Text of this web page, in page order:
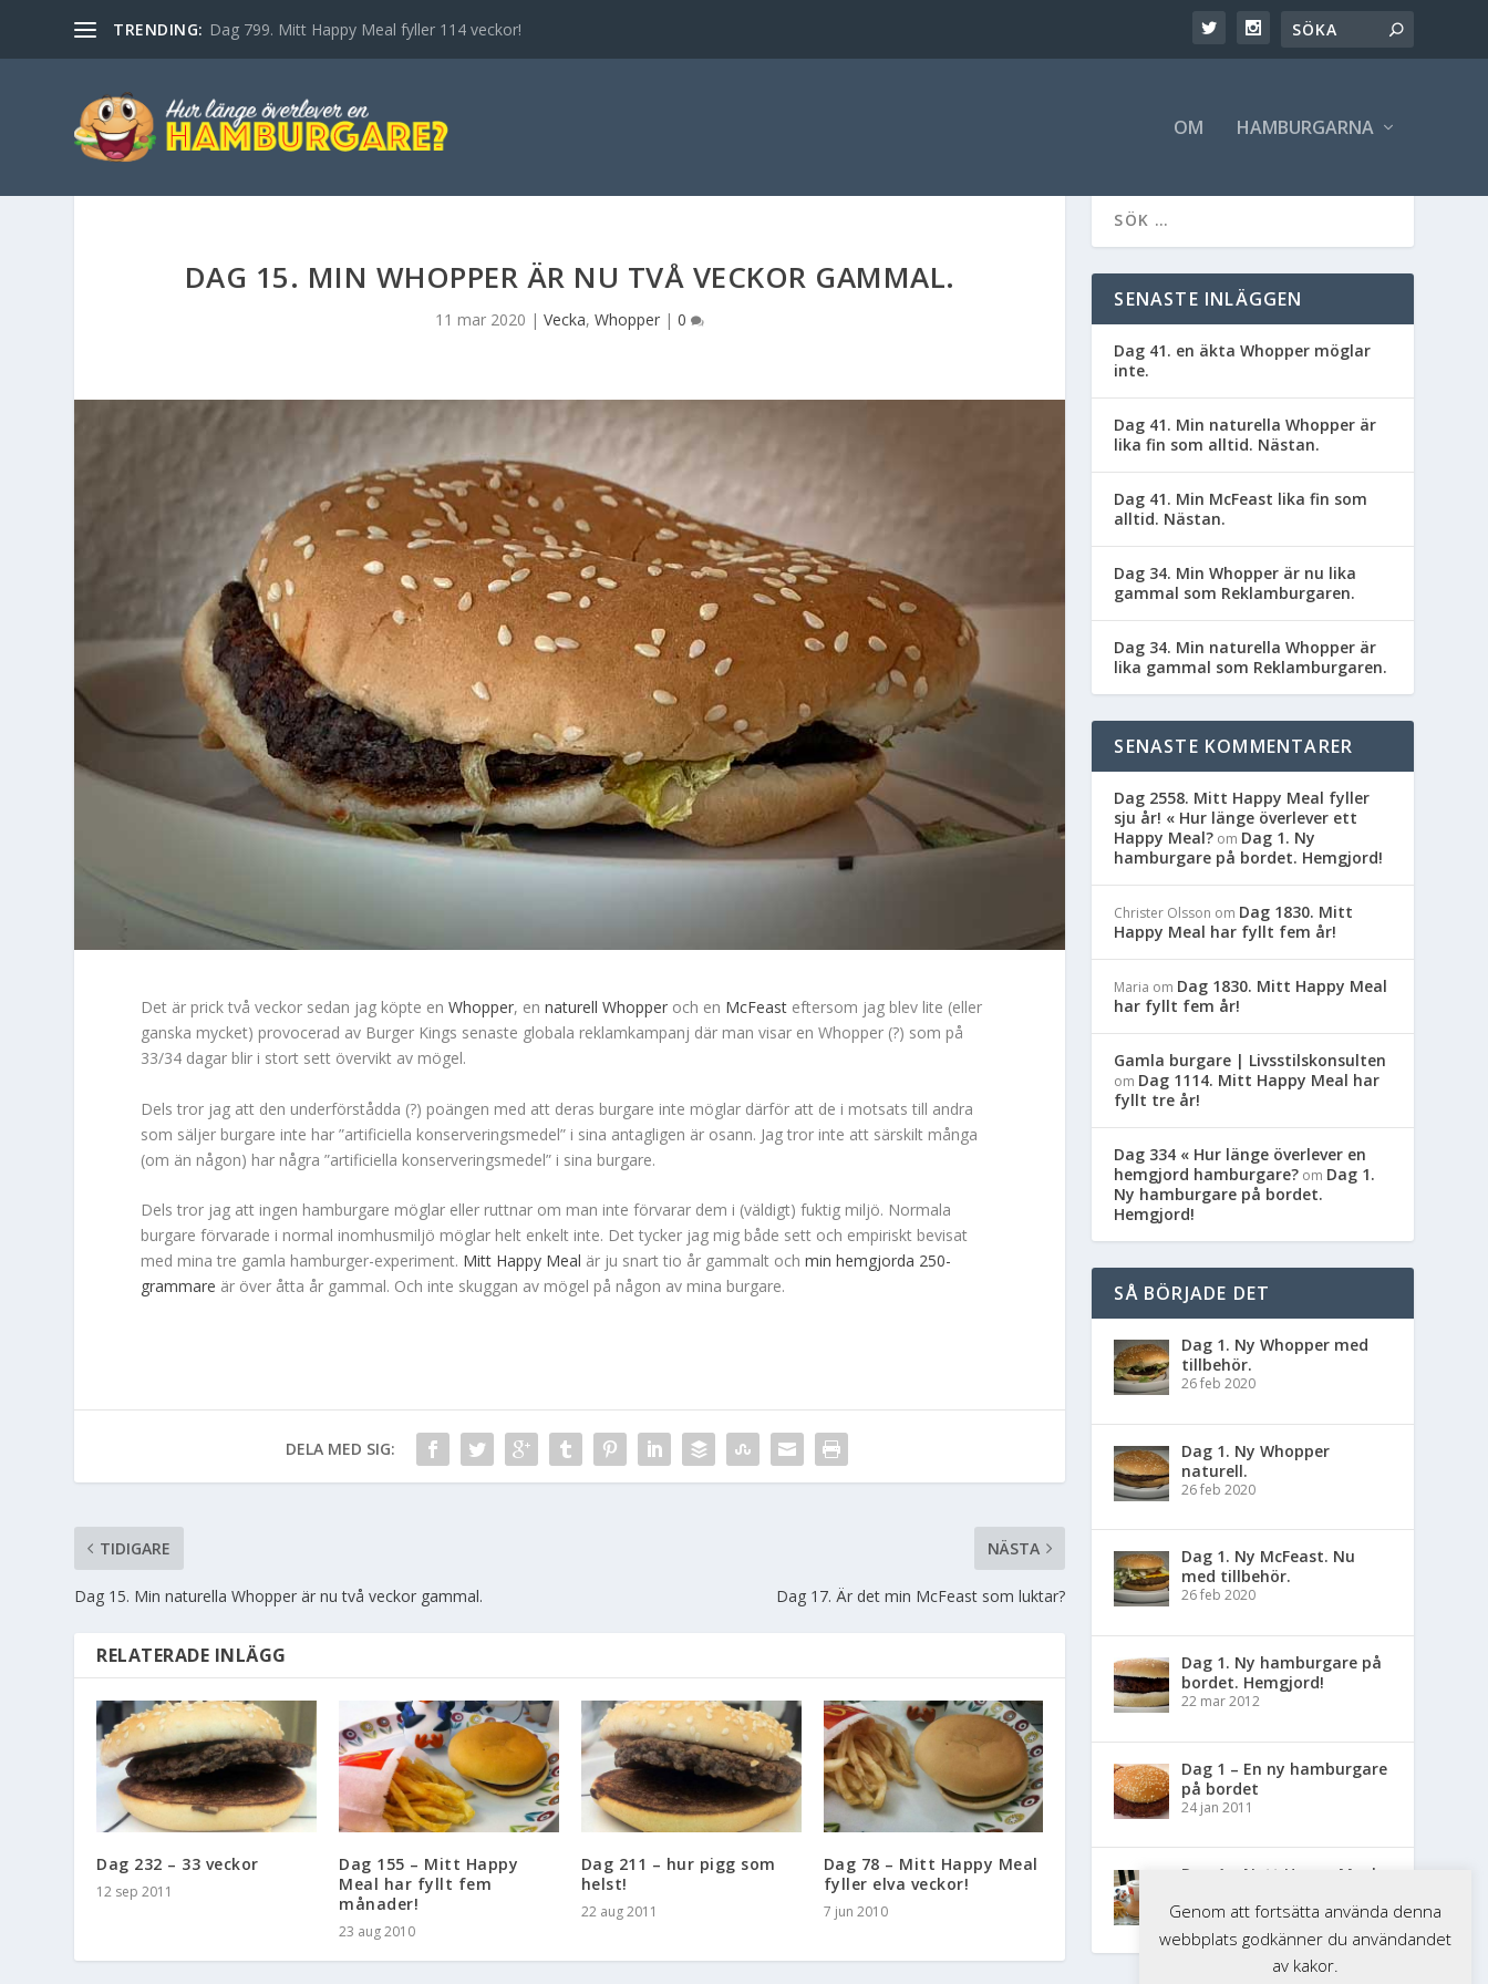
TRENDING: Dag 799. Mitt Happy Meal fyller 114 veckor!
OM HAMBURGARNA
DAG 15. MIN WHOPPER ÄR NU TVÅ VECKOR GAMMAL.
11 mar 2020 |Vecka,Whopper |0
Det är prick två veckor sedan jag köpte enWhopper, ennaturell Whopper och en McFeast eftersom jag blev lite (eller
ganska mycket) provocerad av Burger Kings senaste globala reklamkampanj där man visar en Whopper (?) som på
33/34 dagar blir i stort sett övervikt av mögel.
Dels tror jag att den underförstådda (?) poängen med att deras burgare inte möglar därför att de i motsats till andra
som säljer burgare inte har ”artificiella konserveringsmedel” i sina antagligen är osann. Jag tror inte att särskilt många
(om än någon) har några ”artificiella konserveringsmedel” i sina burgare.
Dels tror jag att ingen hamburgare möglar eller ruttnar om man inte förvarar dem i (väldigt) fuktig miljö. Normala
burgare förvarade i normal inomhusmiljö möglar helt enkelt inte. Det tycker jag mig både sett och empiriskt bevisat
med mina tre gamla hamburger-experiment. Mitt Happy Meal är ju snart tio år gammalt ochmin hemgjorda 250-
grammare är över åtta år gammal. Och inte skuggan av mögel på någon av mina burgare.
DELA MED SIG:
TIDIGARE
Dag 15. Min naturella Whopper är nu två veckor gammal.
NÄSTA
Dag 17. Är det min McFeast som luktar?
RELATERADE INLÄGG
Dag 232 – 33 veckor
12 sep 2011
Dag 155 – Mitt Happy
Meal har fyllt fem
månader!
23 aug 2010
Dag 211 – hur pigg som
helst!
22 aug 2011
Dag 78 – Mitt Happy Meal
fyller elva veckor!
7 jun 2010
SENASTE INLÄGGEN
Dag 41. en äkta Whopper möglar
inte.
Dag 41. Min naturella Whopper är
lika fin som alltid. Nästan.
Dag 41. Min McFeast lika fin som
alltid. Nästan.
Dag 34. Min Whopper är nu lika
gammal som Reklamburgaren.
Dag 34. Min naturella Whopper är
lika gammal som Reklamburgaren.
SENASTE KOMMENTARER
Dag 2558. Mitt Happy Meal fyller
sju år! « Hur länge överlever ett
Happy Meal? om Dag 1. Ny
hamburgare på bordet. Hemgjord!
Christer Olsson om Dag 1830. Mitt
Happy Meal har fyllt fem år!
Maria om Dag 1830. Mitt Happy Meal
har fyllt fem år!
Gamla burgare | Livsstilskonsulten
om Dag 1114. Mitt Happy Meal har
fyllt tre år!
Dag 334 « Hur länge överlever en
hemgjord hamburgare? om Dag 1.
Ny hamburgare på bordet.
Hemgjord!
SÅ BÖRJADE DET
Dag 1. Ny Whopper med
tillbehör.
26 feb 2020
Dag 1. Ny Whopper
naturell.
26 feb 2020
Dag 1. Ny McFeast. Nu
med tillbehör.
26 feb 2020
Dag 1. Ny hamburgare på
bordet. Hemgjord!
22 mar 2012
Dag 1 – En ny hamburgare
på bordet
24 jan 2011
Dag 1 – Nytt Happy Meal
22 mar 2010
Genom att fortsätta använda denna
webbplats godkänner du användandet
av kakor.